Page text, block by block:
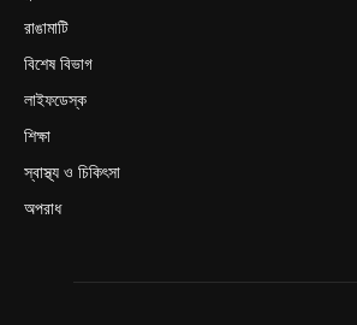
রাঙামাটি
বিশেষ বিভাগ
লাইফডেস্ক
শিক্ষা
স্বাস্থ্য ও চিকিৎসা
অপরাধ